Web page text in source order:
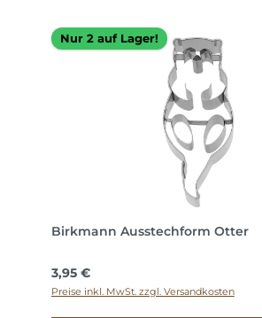
Nur 2 auf Lager!
Birkmann Ausstechform Otter
Regulärer Preis:
3,95 €
Preise inkl. MwSt. zzgl. Versandkosten